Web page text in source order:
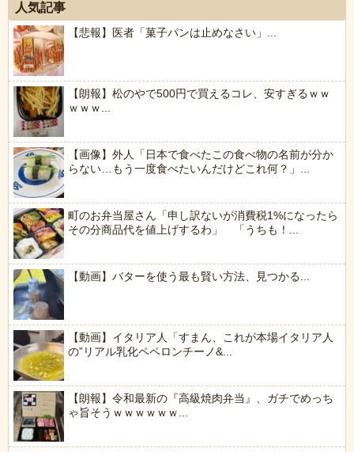
人気記事
【悲報】医者「菓子パンは止めなさい」...
【朗報】松のやで500円で買えるコレ、安すぎるｗｗ
ｗｗｗ...
【画像】外人「日本で食べたこの食べ物の名前が分か
らない…もう一度食べたいんだけどこれ何？」...
町のお弁当屋さん「申し訳ないが消費税1%になったら
その分商品代を値上げするわ」 「うちも！...
【動画】バターを使う最も賢い方法、見つかる...
【動画】イタリア人「すまん、これが本場イタリア人
の”リアル乳化ペペロンチーノ&...
【朗報】令和最新の『高級焼肉弁当』、ガチでめっち
ゃ旨そうｗｗｗｗｗｗ...